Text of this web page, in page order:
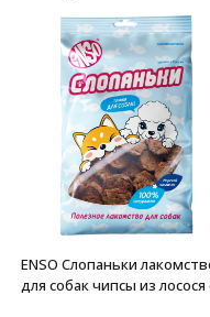
ENSO Слопаньки
для собак чипсы из лосося